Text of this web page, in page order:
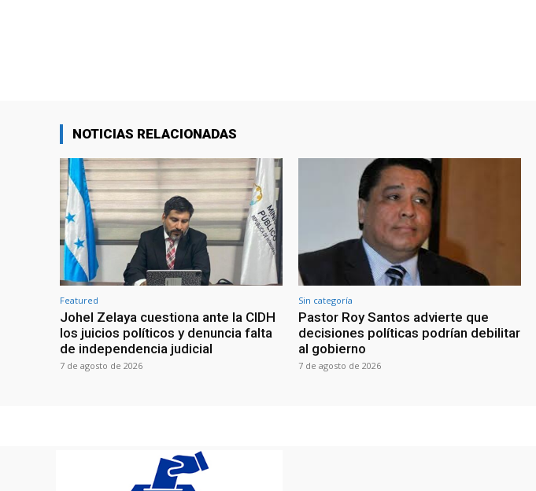
NOTICIAS RELACIONADAS
Featured
Johel Zelaya cuestiona ante la CIDH
los juicios políticos y denuncia falta
de independencia judicial
7 de agosto de 2026
Sin categoría
Pastor Roy Santos advierte que
decisiones políticas podrían debilitar
al gobierno
7 de agosto de 2026